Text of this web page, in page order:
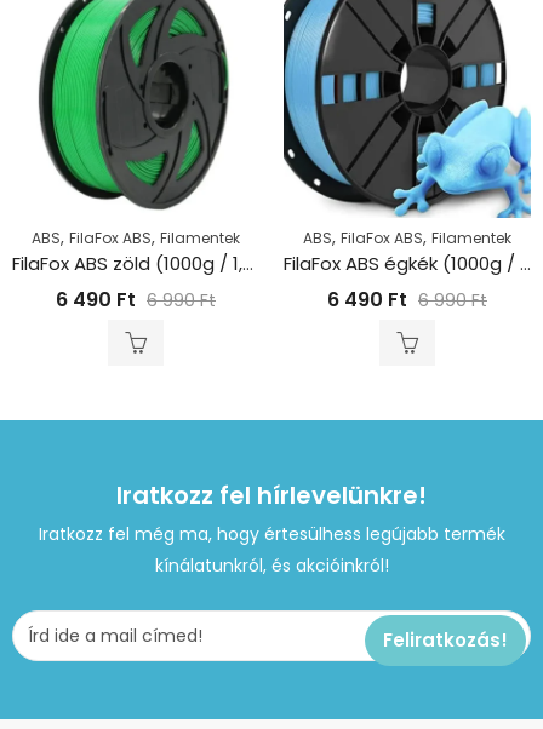
ABS, FilaFox ABS, Filamentek
FilaFox ABS zöld (1000g / 1,75mm)
6 490 Ft 6 990Ft
ABS, FilaFox ABS, Filamentek
FilaFox ABS égkék (1000g / 1,75mm)
6 490 Ft 6 990Ft
Iratkozz fel hírlevelünkre!
Iratkozz fel még ma, hogy értesülhess legújabb termék
kínálatunkról, és akcióinkról!